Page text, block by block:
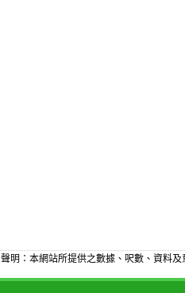
聲明：本網站所提供之數據、呎數、資料